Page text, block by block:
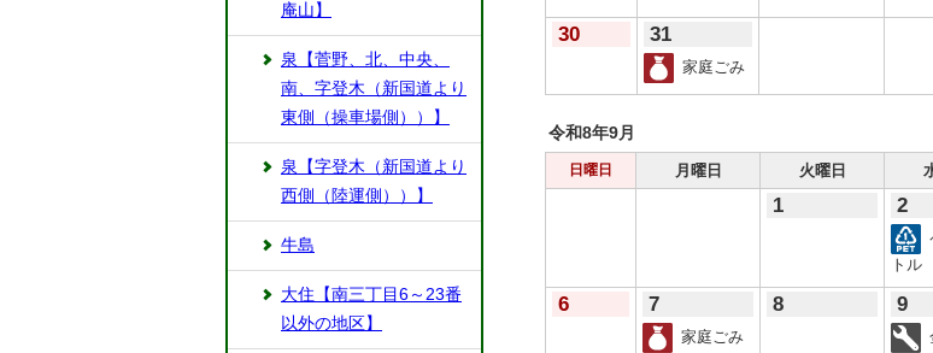
30 31
家庭ごみ
令和8年9月
日曜日 月曜日 火曜日
1 2
トル
6 7
家庭ごみ
8 9
庵山】
泉【菅野、北、中央、
南、字登木（新国道より
東側（操車場側））】
泉【字登木（新国道より
西側（陸運側））】
牛島
大住【南三丁目6～23番
以外の地区】